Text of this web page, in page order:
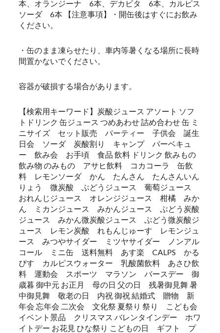
本、オランジーナ 6本、デカビタ 6本、カルピス
ソーダ 6本 【注意事項】・開缶後はすぐにお飲み
ください。
・缶のまま凍らせたり、車内等暑くなる場所に長時
間置かないでください。
容器が破損する場合があります。
【検索用キーワード】炭酸ジュース アソート ソフ
トドリンク 缶ジュース つめあわせ 詰め合わせ 缶 ミ
ニサイズ セット販売 パーティー 子供会 誕生
日会 ソーダ 炭酸割り キャンプ バーベキュ
ー 飲み会 お手頃 食品 飲料 ドリンク 飲みもの
飲み物 のみもの アサヒ飲料 コカコーラ 缶飲
料 レモンソーダ かん たんさん たんさんいん
りょう 微炭酸 ぶどうジュース 葡萄ジュース
おれんじジュース オレンジジュース 柑橘 みか
ん ミカンジュース みかんジュース ぶどう炭酸
ジュース みかん微炭酸ジュース ぶどう微炭酸ジ
ュース レモン炭酸 れもんじゅーす レモンジュ
ース みつやサイダー ミツヤサイダー ノンアル
コール ミニ缶 送料無料 あす楽 CALPS かる
ぴす カルピスウォーター 乳酸菌飲料 あさひ飲
料 運動会 スポーツ マラソン バースデー 御
歳暮 御中元 お正月 母の日 父の日 残暑御見舞 暑
中御見舞 敬老の日 内祝 御祝 結婚式 贈物 新
年会 忘年会 二次会 文化祭 夏祭り 祭り こども会
イベント景品 クリスマス バレンタインデー ホワ
イトデー お花見 ひな祭り こどもの日 ギフト プ